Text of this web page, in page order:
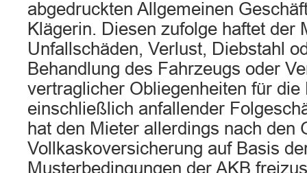
abgedruckten Allgemeinen
Klägerin. Diesen zufolge haftet der
Unfallschäden, Verlust, Diebstahl
Behandlung des Fahrzeugs oder
vertraglicher Obliegenheiten für die
einschließlich anfallender
hat den Mieter allerdings nach den
Vollkaskoversicherung auf Basis
Musterbedingungen der AKB